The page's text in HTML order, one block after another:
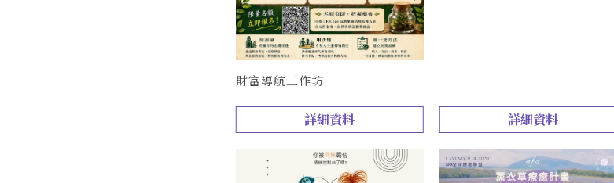
財富導航工作坊
詳細資料 詳細資料